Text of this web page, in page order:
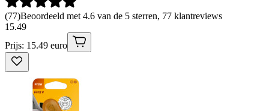
(77)Beoordeeld met 4.6 van de 5 sterren, 77 klantreviews
15.49
Prijs: 15.49 euro